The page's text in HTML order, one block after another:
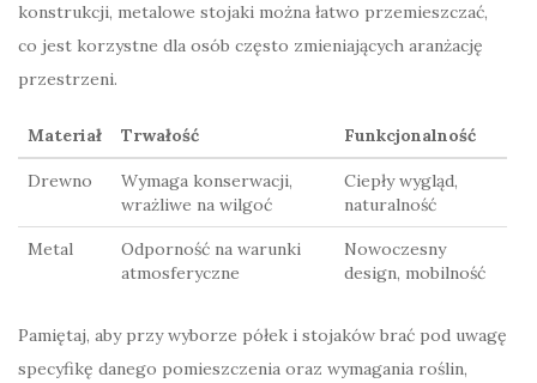
konstrukcji, metalowe stojaki można łatwo przemieszczać,
co jest korzystne dla osób często zmieniających aranżację
przestrzeni.
Materiał Trwałość Funkcjonalność
Drewno
Wymaga konserwacji,
wrażliwe na wilgoć
Ciepły wygląd,
naturalność
Metal
Odporność na warunki
atmosferyczne
Nowoczesny
design, mobilność
Pamiętaj, aby przy wyborze półek i stojaków brać pod uwagę
specyfikę danego pomieszczenia oraz wymagania roślin,